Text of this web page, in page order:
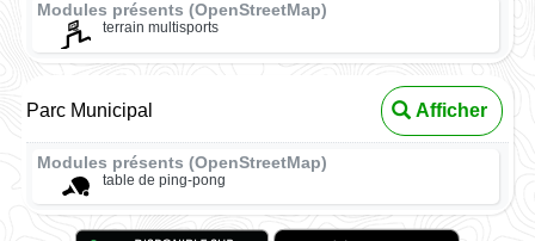
Modules présents (OpenStreetMap)
terrain multisports
Parc Municipal Afficher
Modules présents (OpenStreetMap)
table de ping-pong